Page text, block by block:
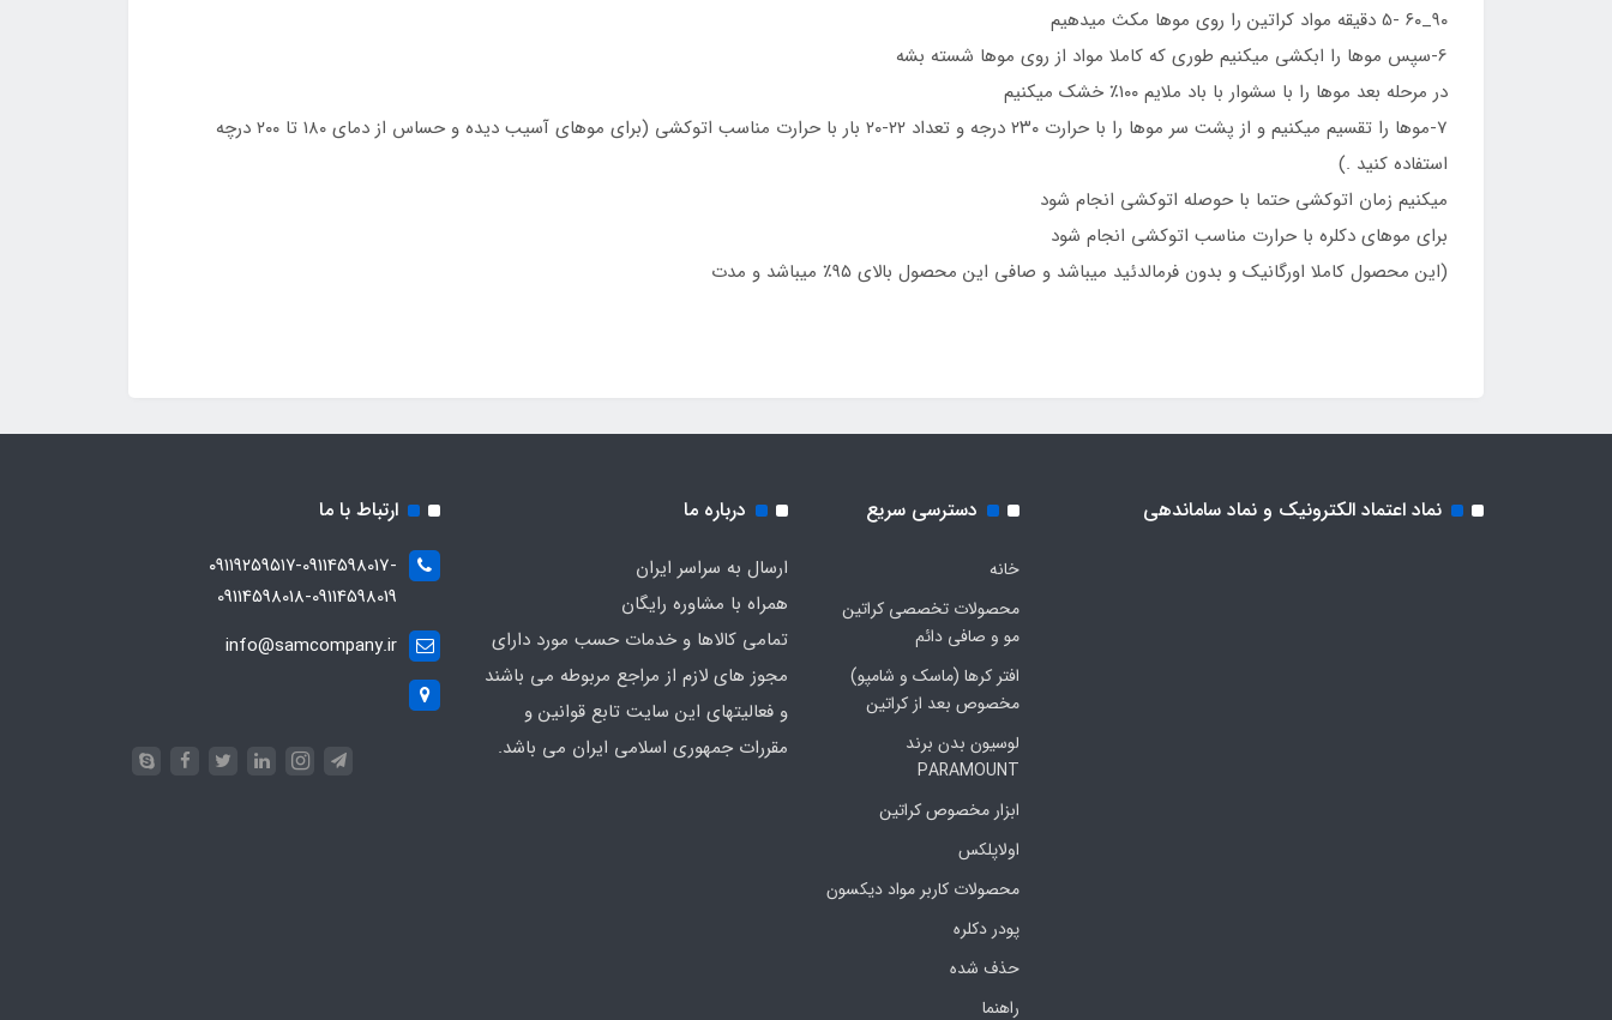
۹۰_۶۰ -5 دقيقه مواد كراتين را روي موها مكث ميدهيم
6-سپس موها را ابكشي ميكنيم طوري كه کاملا مواد از روي موها شسته بشه
در مرحله بعد موها را با سشوار با باد ملايم ١٠٠٪ خشك ميكنيم
7-موها را تقسيم ميكنيم و از پشت سر موها را با حرارت ٢٣٠ درجه و تعداد ٢٢-٢٠ بار با حرارت مناسب اتوكشي (برای موهای آسیب دیده و حساس از دمای ۱۸۰ تا ۲۰۰ درچه
استفاده کنید .)
ميكنيم زمان اتوكشي حتما با حوصله اتوكشي انجام شود
براي موهاي دكلره با حرارت مناسب اتوكشي انجام شود
(اين محصول كاملا اورگانيك و بدون فرمالدئيد ميباشد و صافي اين محصول بالاي ٩٥٪ ميباشد و مدت
نماد اعتماد الکترونیک و نماد ساماندهی دسترسی سریع
خانه
محصولات تخصصی کراتین
مو و صافی دائم
افتر کرها (ماسک و شامپو)
مخصوص بعد از کراتین
لوسیون بدن برند
PARAMOUNT
ابزار مخصوص کراتین
اولاپلکس
محصولات کاربر مواد دیکسون
پودر دکلره
حذف شده
راهنما
درباره ما
ارسال به سراسر ایران
همراه با مشاوره رایگان
تمامی کالاها و خدمات حسب مورد دارای
مجوز های لازم از مراجع مربوطه می باشند
و فعالیتهای این سایت تابع قوانین و
مقررات جمهوری اسلامی ایران می باشد.
ارتباط با ما
۰۹۱۱۹۲۵۹۵۱۷-09114598017-
09114598018-09114598019
info@samcompany.ir